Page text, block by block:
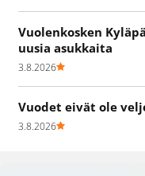
Vuolenkosken
uusia asukkaita
3.8.2026
Vuodet eivät ole
3.8.2026